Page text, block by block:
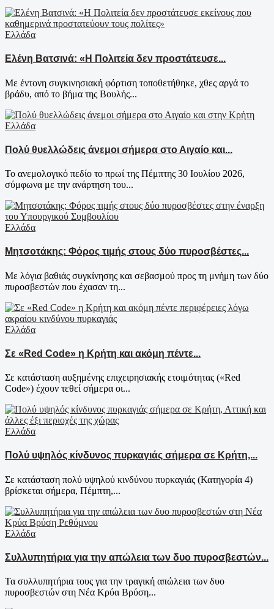
Ελλάδα
Ελένη Βατσινά: «Η Πολιτεία δεν προστάτευσε...
Με έντονη συγκινησιακή φόρτιση τοποθετήθηκε, χθες αργά το
βράδυ, από το βήμα της Βουλής...
Ελλάδα
Πολύ θυελλώδεις άνεμοι σήμερα στο Αιγαίο και...
Το ανεμολογικό πεδίο το πρωί της Πέμπτης 30 Ιουλίου 2026,
σύμφωνα με την ανάρτηση του...
Ελλάδα
Μητσοτάκης: Φόρος τιμής στους δύο πυροσβέστες...
Με λόγια βαθιάς συγκίνησης και σεβασμού προς τη μνήμη των δύο
πυροσβεστών που έχασαν τη...
Ελλάδα
Σε «Red Code» η Κρήτη και ακόμη πέντε...
Σε κατάσταση αυξημένης επιχειρησιακής ετοιμότητας («Red
Code») έχουν τεθεί σήμερα οι...
Ελλάδα
Πολύ υψηλός κίνδυνος πυρκαγιάς σήμερα σε Κρήτη,...
Σε κατάσταση πολύ υψηλού κινδύνου πυρκαγιάς (Κατηγορία 4)
βρίσκεται σήμερα, Πέμπτη,...
Ελλάδα
Συλλυπητήρια για την απώλεια των δυο πυροσβεστών...
Τα συλλυπητήρια τους για την τραγική απώλεια των δυο
πυροσβεστών στη Νέα Κρύα Βρύση...